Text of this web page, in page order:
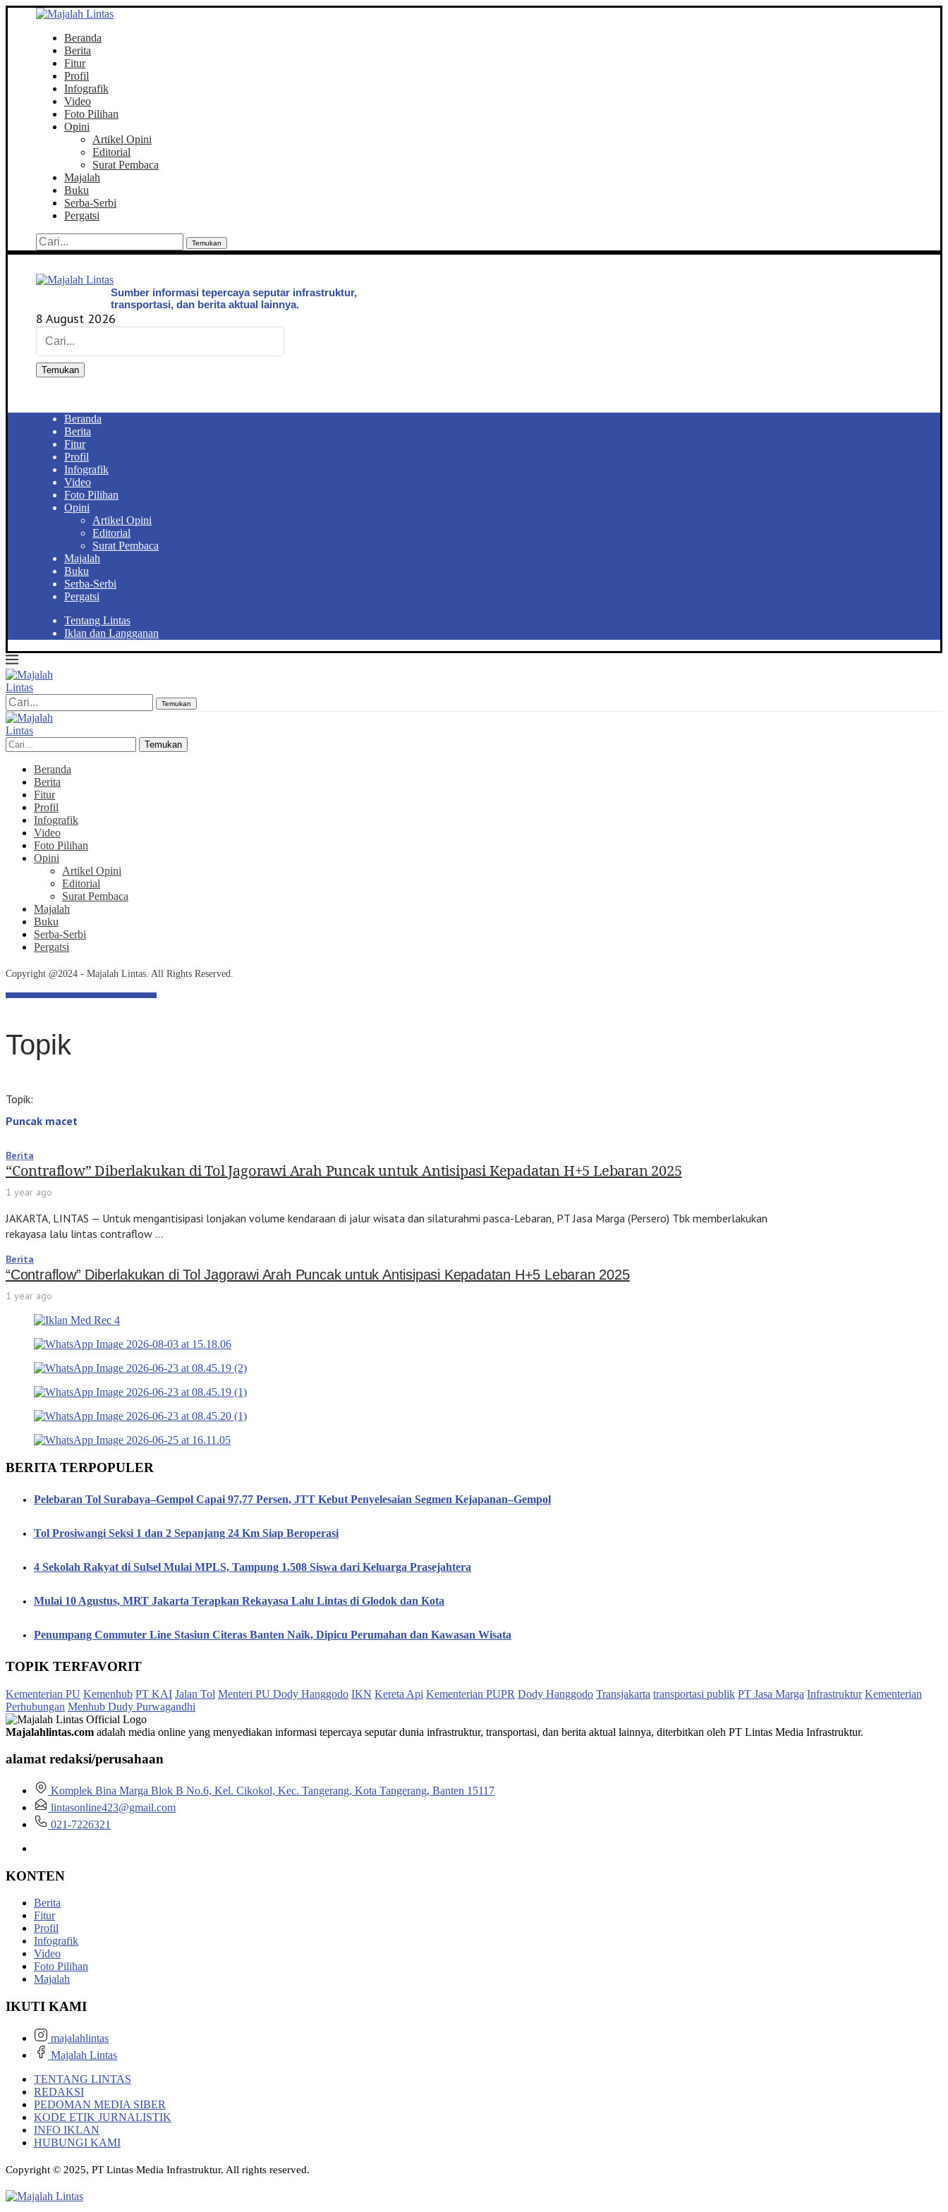
Beranda
Berita
Fitur
Profil
Infografik
Video
Foto Pilihan
Opini
Artikel Opini
Editorial
Surat Pembaca
Majalah
Buku
Serba-Serbi
Pergatsi
Temukan
Sumber informasi tepercaya seputar infrastruktur,
transportasi, dan berita aktual lainnya.
8 August 2026
Temukan
Beranda
Berita
Fitur
Profil
Infografik
Video
Foto Pilihan
Opini
Artikel Opini
Editorial
Surat Pembaca
Majalah
Buku
Serba-Serbi
Pergatsi
Tentang Lintas
Iklan dan Langganan
Temukan
Temukan
Beranda
Berita
Fitur
Profil
Infografik
Video
Foto Pilihan
Opini
Artikel Opini
Editorial
Surat Pembaca
Majalah
Buku
Serba-Serbi
Pergatsi
Copyright @2024 - Majalah Lintas. All Rights Reserved.
Topik
Topik:
Puncak macet
Berita
“Contraflow” Diberlakukan di Tol Jagorawi Arah Puncak untuk Antisipasi Kepadatan H+5 Lebaran 2025
1 year ago
JAKARTA, LINTAS — Untuk mengantisipasi lonjakan volume kendaraan di jalur wisata dan silaturahmi pasca-Lebaran, PT Jasa Marga (Persero) Tbk memberlakukan
rekayasa lalu lintas contraflow …
Berita
“Contraflow” Diberlakukan di Tol Jagorawi Arah Puncak untuk Antisipasi Kepadatan H+5 Lebaran 2025
1 year ago
BERITA TERPOPULER
Pelebaran Tol Surabaya–Gempol Capai 97,77 Persen, JTT Kebut Penyelesaian Segmen Kejapanan–Gempol
Tol Prosiwangi Seksi 1 dan 2 Sepanjang 24 Km Siap Beroperasi
4 Sekolah Rakyat di Sulsel Mulai MPLS, Tampung 1.508 Siswa dari Keluarga Prasejahtera
Mulai 10 Agustus, MRT Jakarta Terapkan Rekayasa Lalu Lintas di Glodok dan Kota
Penumpang Commuter Line Stasiun Citeras Banten Naik, Dipicu Perumahan dan Kawasan Wisata
TOPIK TERFAVORIT
Kementerian PU Kemenhub PT KAI Jalan Tol Menteri PU Dody Hanggodo IKN Kereta Api Kementerian PUPR Dody Hanggodo Transjakarta transportasi publik PT Jasa Marga Infrastruktur Kementerian
Perhubungan Menhub Dudy Purwagandhi
Majalahlintas.com adalah media online yang menyediakan informasi tepercaya seputar dunia infrastruktur, transportasi, dan berita aktual lainnya, diterbitkan oleh PT Lintas Media Infrastruktur.
alamat redaksi/perusahaan
Komplek Bina Marga Blok B No.6, Kel. Cikokol, Kec. Tangerang, Kota Tangerang, Banten 15117
lintasonline423@gmail.com
021-7226321
KONTEN
Berita
Fitur
Profil
Infografik
Video
Foto Pilihan
Majalah
IKUTI KAMI
majalahlintas
Majalah Lintas
TENTANG LINTAS
REDAKSI
PEDOMAN MEDIA SIBER
KODE ETIK JURNALISTIK
INFO IKLAN
HUBUNGI KAMI
Copyright © 2025, PT Lintas Media Infrastruktur. All rights reserved.